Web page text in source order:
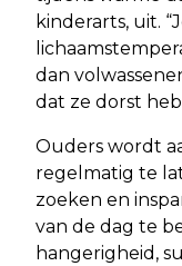
kinderarts, uit.
dan
dat ze dorst
Ouders wordt
regelmatig te
zoeken en
van de dag te
hangerigheid,